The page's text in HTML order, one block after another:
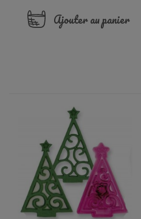
Ajouter au panier